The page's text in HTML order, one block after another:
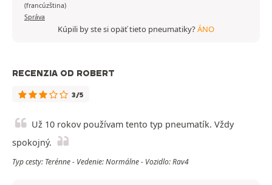
(francúzština)
Správa
Kúpili by ste si opäť tieto pneumatiky?ÁNO
RECENZIA OD ROBERT
3/5
Už 10 rokov používam tento typ pneumatík. Vždy
spokojný.
Typ cesty: Terénne - Vedenie: Normálne - Vozidlo: Rav4